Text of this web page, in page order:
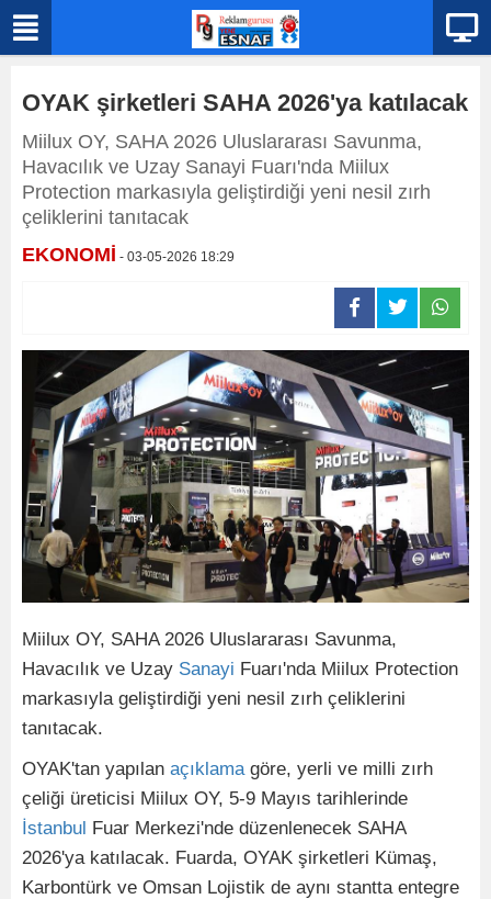
OYAK şirketleri SAHA 2026'ya katılacak
Miilux OY, SAHA 2026 Uluslararası Savunma,
Havacılık ve Uzay Sanayi Fuarı'nda Miilux
Protection markasıyla geliştirdiği yeni nesil zırh
çeliklerini tanıtacak
EKONOMİ - 03-05-2026 18:29
Miilux OY, SAHA 2026 Uluslararası Savunma,
Havacılık ve Uzay Sanayi Fuarı'nda Miilux Protection
markasıyla geliştirdiği yeni nesil zırh çeliklerini
tanıtacak.
OYAK'tan yapılan açıklama göre, yerli ve milli zırh
çeliği üreticisi Miilux OY, 5-9 Mayıs tarihlerinde
İstanbul Fuar Merkezi'nde düzenlenecek SAHA
2026'ya katılacak. Fuarda, OYAK şirketleri Kümaş,
Karbontürk ve Omsan Lojistik de aynı stantta entegre